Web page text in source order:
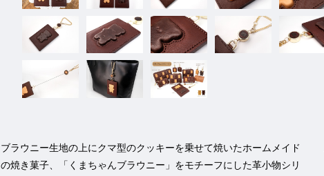
ブラウニー生地の上にクマ型のクッキーを乗せて焼いたホームメイド
の焼き菓子、「くまちゃんブラウニー」をモチーフにした革小物シリ